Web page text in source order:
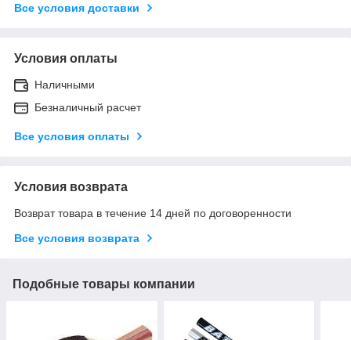
Все условия доставки
Условия оплаты
Наличными
Безналичный расчет
Все условия оплаты
Условия возврата
Возврат товара в течение 14 дней по договоренности
Все условия возврата
Подобные товары компании